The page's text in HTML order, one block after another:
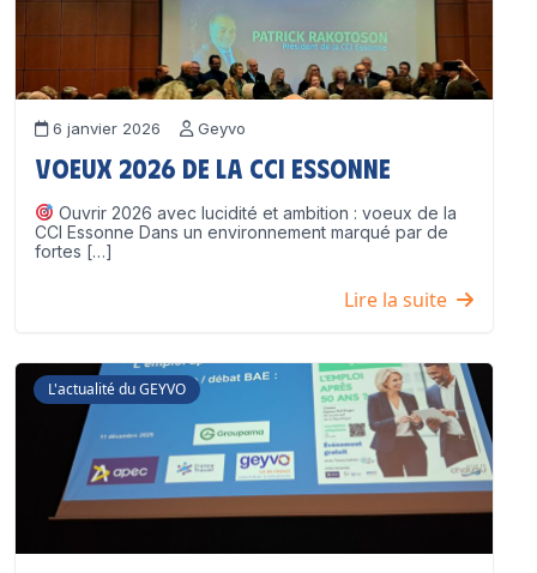
6 janvier 2026 Geyvo
Voeux 2026 de la CCI Essonne
Ouvrir 2026 avec lucidité et ambition : voeux de la
CCI Essonne Dans un environnement marqué par de
fortes […]
Lire la suite
L'actualité du GEYVO